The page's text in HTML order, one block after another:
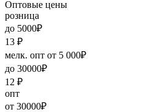
Оптовые цены
розница
до 5000₽
13 ₽
мелк. опт от 5 000₽
до 30000₽
12 ₽
опт
от 30000₽